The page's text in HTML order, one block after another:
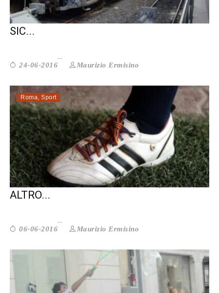
VINCOLI ALLA LIBERTÀ E BISOGNO DI
SIC...
24-06-2016 Maurizio Ermisino
Roma, Sport
CALCIO SOLIDALE inFEST 2016, UN
ALTRO...
06-06-2016 Maurizio Ermisino